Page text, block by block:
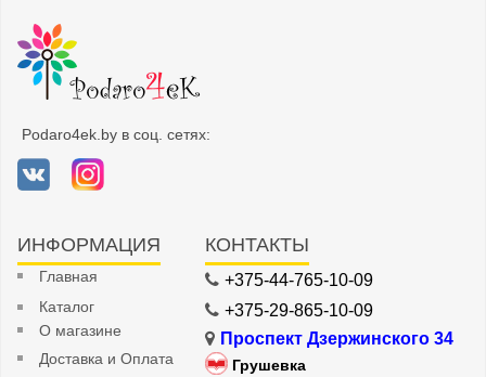
Podaro4ek.by в соц. сетях:
ИНФОРМАЦИЯ
Главная
Каталог
О магазине
Доставка и Оплата
КОНТАКТЫ
+375-44-765-10-09
+375-29-865-10-09
Проспект Дзержинского 34
Грушевка